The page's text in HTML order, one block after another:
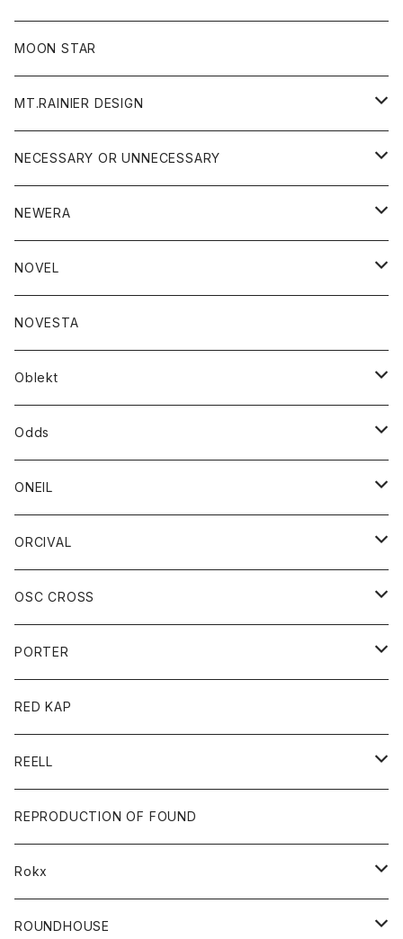
フリース
ジャケット
ニット
パンツ
帽子
MOON STAR
MT.RAINIER DESIGN
アウター
コート
ジャケット
アクセサリー
バッグ
グッズ
ウォレット
靴
トップス
ジャケット
シャツ
ボトム
ショートパンツ
パンツ
レディース
シャツ
Tシャツ
NECESSARY OR UNNECESSARY
アウター
コート
ジャケット
アクセサリー
バッグ
ブレスレット
グッズ
靴
ストール/マフラー
トップス
シャツ
シャツジャケット
ロングスリーブＴシャツ
ボトム
ショートパンツ
ジーンズ
NEWERA
帽子
NOVEL
トップス
カットソー
スエット
ボトム
NOVESTA
Oblekt
ボトム
ショートパンツ
パンツ
レディース
ボトム
Odds
帽子
ONEIL
スカート
ORCIVAL
アウター
コート
ジャケット
アクセサリー
バッグ
キッズ
Tシャツ
帽子
グッズ
靴
バック
トップス
カットソー
カーディガン
ボトムス
ショートパンツ
レディース
OSC CROSS
ダウンジャケット
PORTER
カードホルダー
キーホルダー
財布
バック
RED KAP
REELL
パンツ
ショートパンツ
REPRODUCTION OF FOUND
Rokx
ボトム
ROUNDHOUSE